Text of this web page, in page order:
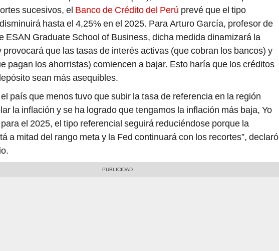
sucesivos, el Banco de Crédito del Perú prevé que el tipo
hasta el 4,25% en el 2025. Para Arturo García, profesor de
ESAN Graduate School of Business, dicha medida dinamizará la
provocará que las tasas de interés activas (que cobran los bancos) y
pagan los ahorristas) comiencen a bajar. Esto haría que los créditos
sean más asequibles.
el país que menos tuvo que subir la tasa de referencia en la región
la inflación y se ha logrado que tengamos la inflación más baja, Yo
el 2025, el tipo referencial seguirá reduciéndose porque la
a mitad del rango meta y la Fed continuará con los recortes”, declaró